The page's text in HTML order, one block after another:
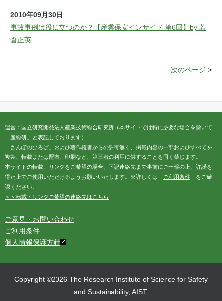
2010年09月30日
事故事例は役に立つのか？【産業保安インサイド 第6回】by 若
倉正英
次のページ >
運営：国立研究開発法人産業技術総合研究所（本サイトでは特に必要な場合を除いて
「産総研」と表記しております）
「さんぽのひろば」および著作権者からの許可無く、掲載内容の一部およびすべてを
複製、転載または配布、印刷など、第三者の利用に供することを固く禁じます。
本サイトの転載、リンクをご希望の場合、下記連絡先まで事前にご一報の上、許諾を
得た上でご使用いただけるようお願いいたします。※詳しくは ご利用条件 をご確
認ください。
＞＞転載・リンクご希望の連絡先はこちら
ご意見・お問い合わせ
ご利用条件
個人情報保護方針
Copyright ©2026 The Research Institute of Science for Safety
and Sustainability, AIST.